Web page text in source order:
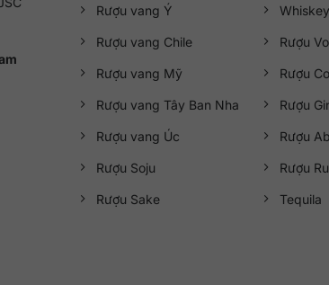
Rượu vang Ý
Rượu vang Chile
Rượu vang Mỹ
Rượu vang Tây Ban Nha
Rượu vang Úc
Rượu Soju
Rượu Sake
Rượu
Rượu
Rượu
Rượu
Rượu
Tequila